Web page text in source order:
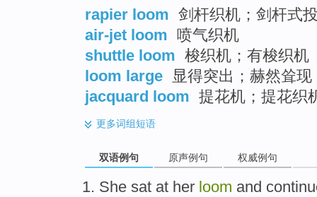
rapier loom 剑杆织机；剑杆式
air-jet loom 喷气织机
shuttle loom 梭织机；有梭织机
loom large 显得突出；赫然耸现
jacquard loom 提花机；提花织
更多词组短语
双语例句 原声例句 权威例句
She sat at her loom and